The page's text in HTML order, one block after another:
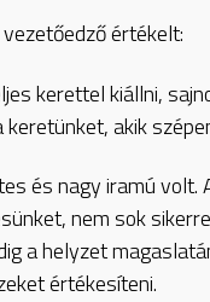
értékelt:
kerettel kiállni,
akik
és nagy iramú
nem sok
a helyzet
értékesíteni.